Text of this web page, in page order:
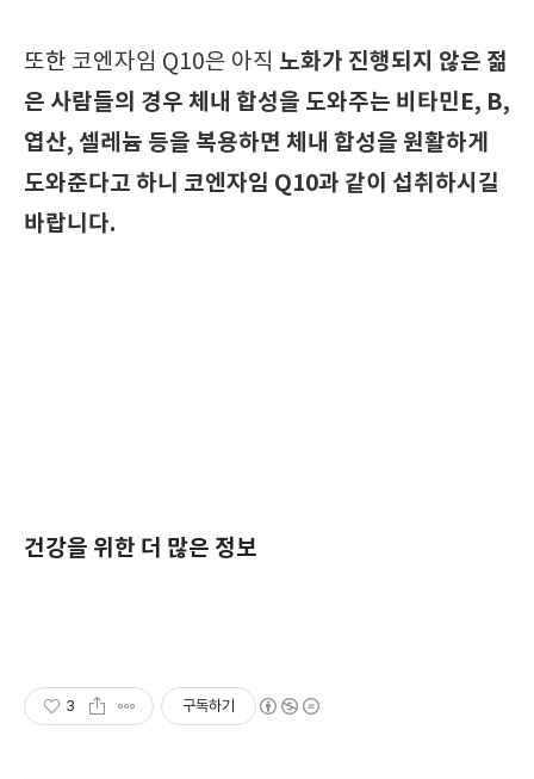
또한 코엔자임 Q10은 아직 노화가 진행되지 않은 젊
은 사람들의 경우 체내 합성을 도와주는 비타민E, B,
엽산, 셀레늄 등을 복용하면 체내 합성을 원활하게
도와준다고 하니 코엔자임 Q10과 같이 섭취하시길
바랍니다.
건강을 위한 더 많은 정보
3 구독하기